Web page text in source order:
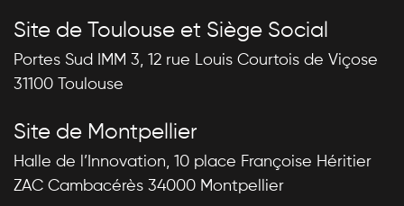
Site de Toulouse et Siège Social
Portes Sud IMM 3, 12 rue Louis Courtois de Viçose
31100 Toulouse
Site de Montpellier
Halle de l’Innovation, 10 place Françoise Héritier
ZAC Cambacérès 34000 Montpellier